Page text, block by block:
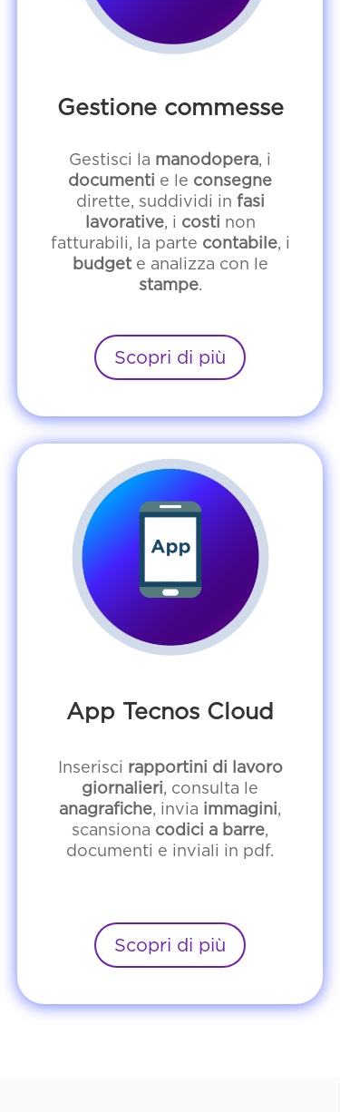
Gestione commesse
Gestisci la manodopera, i
documenti e le consegne
dirette, suddividi in fasi
lavorative, i costi non
fatturabili, la parte contabile, i
budgete analizza con le
stampe.
Scopri di più
App Tecnos Cloud
Inserisci rapportini di lavoro
giornalieri, consulta le
anagrafiche, invia immagini,
scansiona codici a barre,
documenti e inviali in pdf.
Scopri di più